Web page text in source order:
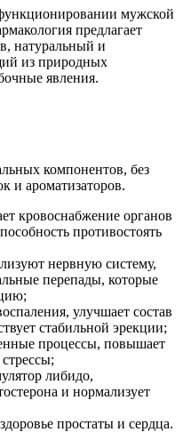
мужской
предлагает
натуральный и
из природных
явления.
компонентов, без
и ароматизаторов.
кровоснабжение органов
противостоять
нервную систему,
перепады, которые
улучшает состав
стабильной эрекции;
процессы, повышает
либидо,
и нормализует
простаты и сердца.